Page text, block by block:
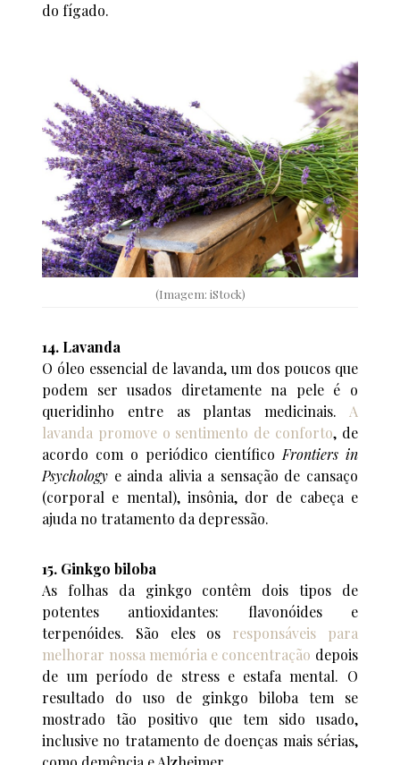
do fígado.
(Imagem: iStock)
14. Lavanda
O óleo essencial de lavanda, um dos poucos que
podem ser usados diretamente na pele é o
queridinho entre as plantas medicinais. A
lavanda promove o sentimento de conforto, de
acordo com o periódico científicoFrontiers in
Psychology e ainda alivia a sensação de cansaço
(corporal e mental), insônia, dor de cabeça e
ajuda no tratamento da depressão.
15. Ginkgo biloba
As folhas da ginkgo contêm dois tipos de
potentes antioxidantes: flavonóides e
terpenóides. São eles os responsáveis para
melhorar nossa memória e concentração depois
de um período de stress e estafa mental. O
resultado do uso de ginkgo biloba tem se
mostrado tão positivo que tem sido usado,
inclusive no tratamento de doenças mais sérias,